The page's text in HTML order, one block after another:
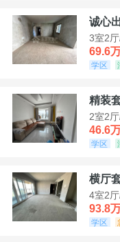
诚心
3室2
69.6万
学区
精装
2室2
46.6万
学区
横厅
4室2
93.8万
学区